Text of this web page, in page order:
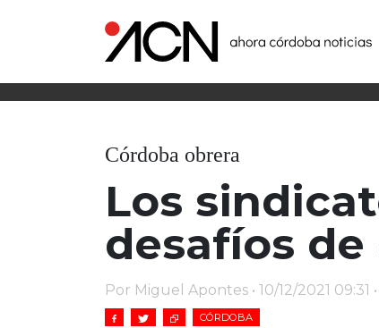
Córdoba obrera
Los
desafíos
Por Miguel Apontes • 10/12/2021
CÓRDOBA